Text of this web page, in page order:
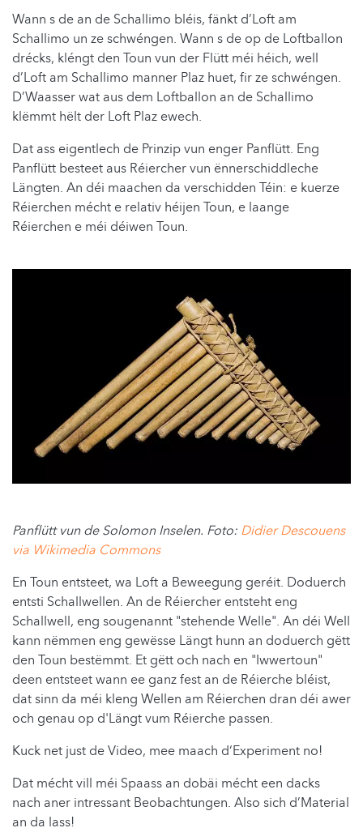
Wann s de an de Schallimo bléis, fänkt d’Loft am
Schallimo un ze schwéngen. Wann s de op de Loftballon
drécks, kléngt den Toun vun der Flütt méi héich, well
d’Loft am Schallimo manner Plaz huet, fir ze schwéngen.
D’Waasser wat aus dem Loftballon an de Schallimo
klëmmt hëlt der Loft Plaz ewech.
Dat ass eigentlech de Prinzip vun enger Panflütt. Eng
Panflütt besteet aus Réiercher vun ënnerschiddleche
Längten. An déi maachen da verschidden Téin: e kuerze
Réierchen mécht e relativ héijen Toun, e laange
Réierchen e méi déiwen Toun.
Panflütt vun de Solomon Inselen. Foto: Didier Descouens
via Wikimedia Commons
En Toun entsteet, wa Loft a Beweegung geréit. Doduerch
entsti Schallwellen. An de Réiercher entsteht eng
Schallwell, eng sougenannt "stehende Welle". An déi Well
kann nëmmen eng gewësse Längt hunn an doduerch gëtt
den Toun bestëmmt. Et gëtt och nach en "Iwwertoun"
deen entsteet wann ee ganz fest an de Réierche bléist,
dat sinn da méi kleng Wellen am Réierchen dran déi awer
och genau op d'Längt vum Réierche passen.
Kuck net just de Video, mee maach d‘Experiment no!
Dat mécht vill méi Spaass an dobäi mécht een dacks
nach aner intressant Beobachtungen. Also sich d’Material
an da lass!